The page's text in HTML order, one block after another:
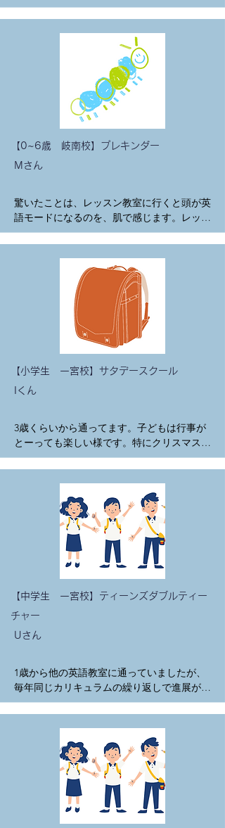
も、温かみのある手作りのもので、なかなか
日本の幼稚園では遊べないアクティビティが
あり良かったです。（ゼラチンで固めたカラ
フルゼリーや氷を使って絵を描いたり、、）
先生方もいつもポジティブに見守ってくださ
【0~6歳 岐南校】プレキンダー
Mさん
驚いたことは、レッスン教室に行くと頭が英
語モードになるのを、肌で感じます。レッス
ン前にネイティブ先生に英語で話しかけられ
ても、スッと英語で会話や返答してるのはす
ごいなぁと思いました。
入会してよかったことは、英検を受けること
ができることです。いつもの行き慣れた所だ
と子供も安心できるみたいです。リスニング
に関しては、長い時間英語シャワー（レッス
ンにて）をあびているので、すごく身に付い
ているのが感じられます。先生方の子ども達
の個性を受け入れてくれる優しさと楽しく盛
り上げてくれる雰囲気のお蔭で、習い事に消
極的な息子も英語のレッスンは楽しいと続け
レッスンの内容もクラフトやアクティビティ
など毎度新しく企画されていて、英語に囲ま
う、願ってもない経験を重ねることができ
て、自然と手先を動かすこと・書くことも上
達していったように思います。
英語も聞こえるままの発音で綺麗だなと驚か
されますし、日常生活の中で「up side
down だよ〜！」など雰囲気のまま英語が出
たりするので、このまま触れ続けていくとど
のように英語が身についていくのかが今後も
【小学生 一宮校】サタデースクール
Iくん
3歳くらいから通ってます。子どもは行事が
とーっても楽しい様です。特にクリスマスパ
ーティーが楽しいとの事です！いつもありが
とうございます🙏✨
驚いた事は、以前海外旅行に行った際、現地
の子にわかる英語でコミュニケーションを積
極的にとろうとしていた。
入会して良かった事は長い時間レッスンして
いただける事。
小さな時から通っているのでみなさんが樹生
りがたく、安心してお願いできます。
先生方も優しくてお話しやすく、相談ができ
ます。
【中学生 一宮校】ティーンズダブルティー
チャー
Uさん
1歳から他の英語教室に通っていましたが、
毎年同じカリキュラムの繰り返しで進展が無
く、幼稚園クラスからは、内容が変わると言
われ、確認したところその幼稚園クラスの間
も毎年同じカリキュラムとのことで、急遽、
他の英語教室を探すことに💦
インターネットで偶然、ボームを見つけ、幼
稚園に入るタイミングで岐南校のスカイクラ
スに入会しました。グレープシードクラス
で、たくさんの時間をボームで過ごしてきま